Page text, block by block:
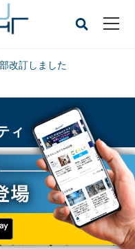
改訂しました
ィ
ア認証方式「OOB認証サービ
能にする3Dセキ